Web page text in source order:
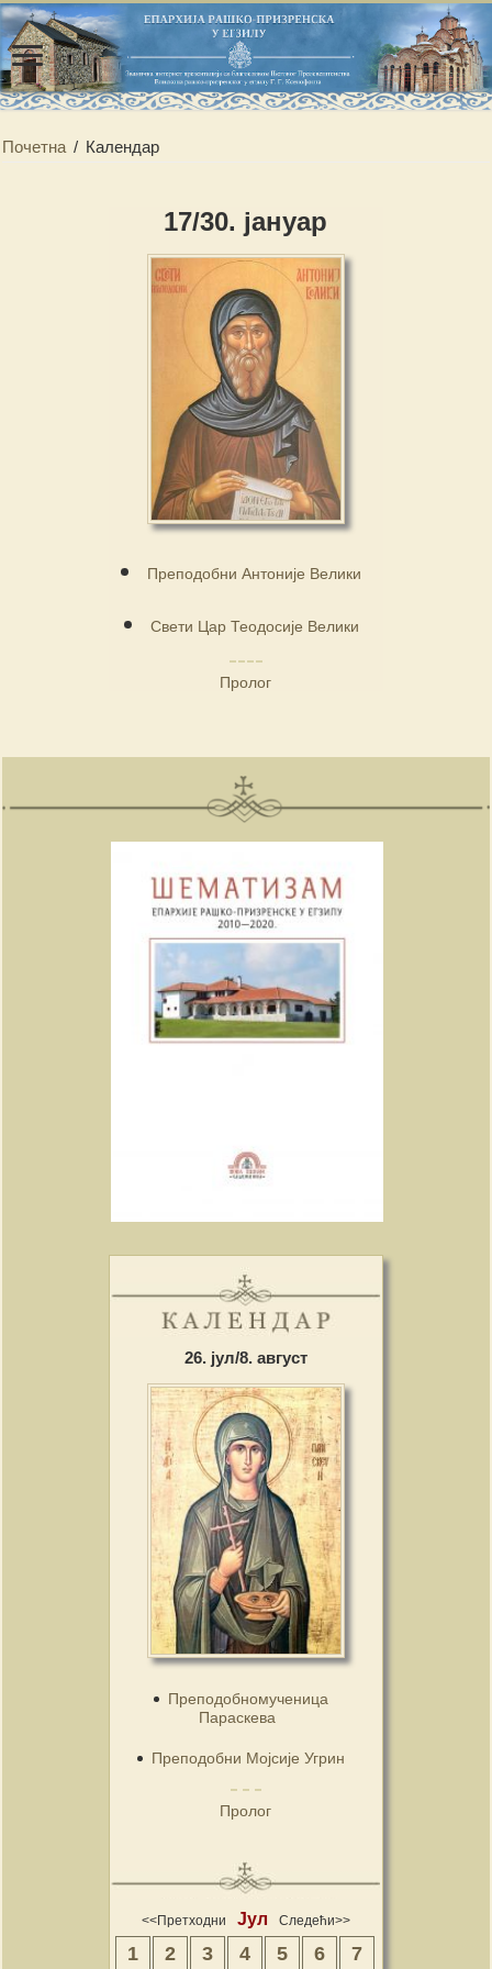
Почетна / Календар
17/30. јануар
Преподобни Антоније Велики
Свети Цар Теодосије Велики
Пролог
26. јул/8. август
Преподобномученица
Параскева
Преподобни Мојсије Угрин
Пролог
<<Претходни Јул Следећи>>
1 2 3 4 5 6 7